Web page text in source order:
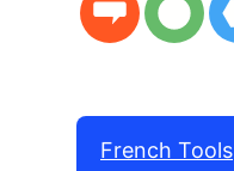
French Tools